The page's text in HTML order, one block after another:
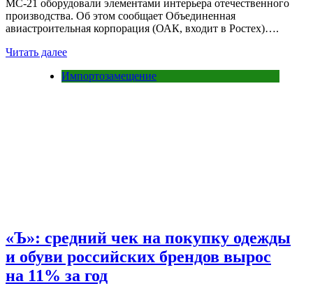
МС-21 оборудовали элементами интерьера отечественного
производства. Об этом сообщает Объединенная
авиастроительная корпорация (ОАК, входит в Ростех)….
Читать далее
Импортозамещение
«Ъ»: средний чек на покупку одежды
и обуви российских брендов вырос
на 11% за год